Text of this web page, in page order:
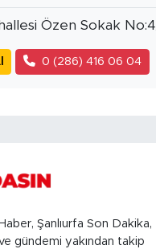
Özen Sokak
0 (286) 416 06 04
Şanlıurfa Son Dakika,
gündemi yakından takip